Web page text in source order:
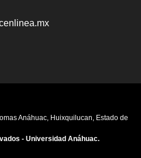
Anáhuac, Huixquilucan, Estado de
- Universidad Anáhuac.